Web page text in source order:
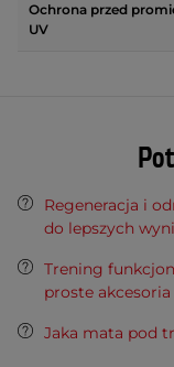
Ochrona przed
UV
Regeneracja i
do lepszych
Trening
proste akcesoria
Jaka mata pod